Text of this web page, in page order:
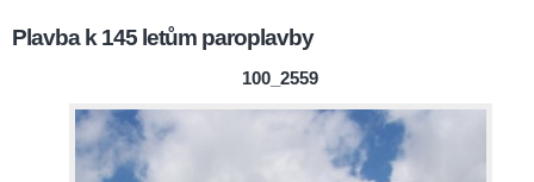
Plavba k 145 letům paroplavby
100_2559